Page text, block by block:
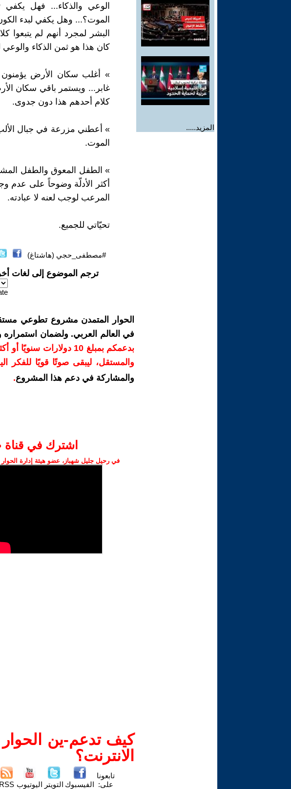
المزيد.....
الوعي والذكاء... فهل
الموت؟... وهل يكفي لبدء
البشر لمجرد أنهم لم يتبعوا
كان هذا هو ثمن الذكاء
» أغلب سكان الأرض يؤمنون
غابر... ويستمر باقي سكان
كلام أحدهم هذا دون جدوى.
» أعطني مزرعة في جبال
الموت.
» الطفل المعوق والطفل
أكثر الأدلّة وضوحاً على عدم
المرعب لوجب لعنه لا عبادته.
تحيّاتي للجميع.
#مصطفى_حجي (هاشتاغ)
ترجم الموضوع إلى لغات
الحوار المتمدن مشروع تطوعي
في العالم العربي. ولضمان
بدعمكم بمبلغ 10
والمستقل، ليبقى صوتًا قويًا للفكر
والمشاركة في دعم هذا المشروع.
اشترك في قناة
في رحيل جليل شهباز، عضو هيئة إدارة الحوار
كيف تدعم-ين الحوار
الانترنت؟
تابعونا
على: الفيسبوك التويتر اليوتيوب RSS